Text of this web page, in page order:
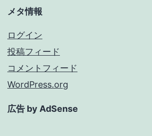
メタ情報
ログイン
投稿フィード
コメントフィード
WordPress.org
広告 by AdSense